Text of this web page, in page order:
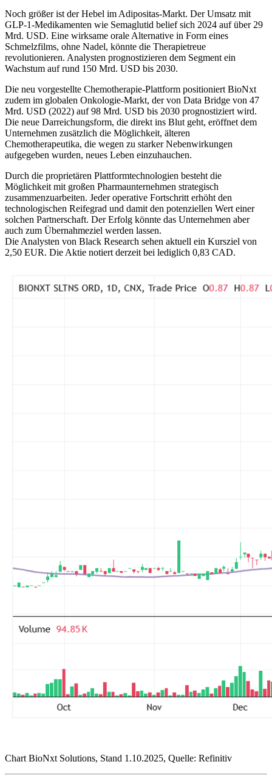
Noch größer ist der Hebel im Adipositas-Markt. Der Umsatz mit
GLP-1-Medikamenten wie Semaglutid belief sich 2024 auf über 29
Mrd. USD. Eine wirksame orale Alternative in Form eines
Schmelzfilms, ohne Nadel, könnte die Therapietreue
revolutionieren. Analysten prognostizieren dem Segment ein
Wachstum auf rund 150 Mrd. USD bis 2030.
Die neu vorgestellte Chemotherapie-Plattform positioniert BioNxt
zudem im globalen Onkologie-Markt, der von Data Bridge von 47
Mrd. USD (2022) auf 98 Mrd. USD bis 2030 prognostiziert wird.
Die neue Darreichungsform, die direkt ins Blut geht, eröffnet dem
Unternehmen zusätzlich die Möglichkeit, älteren
Chemotherapeutika, die wegen zu starker Nebenwirkungen
aufgegeben wurden, neues Leben einzuhauchen.
Durch die proprietären Plattformtechnologien besteht die
Möglichkeit mit großen Pharmaunternehmen strategisch
zusammenzuarbeiten. Jeder operative Fortschritt erhöht den
technologischen Reifegrad und damit den potenziellen Wert einer
solchen Partnerschaft. Der Erfolg könnte das Unternehmen aber
auch zum Übernahmeziel werden lassen.
Die Analysten von Black Research sehen aktuell ein Kursziel von
2,50 EUR. Die Aktie notiert derzeit bei lediglich 0,83 CAD.
Chart BioNxt Solutions, Stand 1.10.2025, Quelle: Refinitiv